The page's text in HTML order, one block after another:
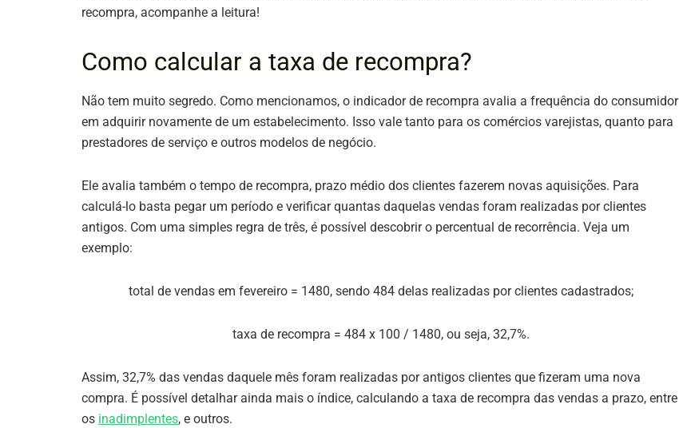
recompra, acompanhe a leitura!
Como calcular a taxa de recompra?
Não tem muito segredo. Como mencionamos, o indicador de recompra avalia a frequência do consumidor
em adquirir novamente de um estabelecimento. Isso vale tanto para os comércios varejistas, quanto para
prestadores de serviço e outros modelos de negócio.
Ele avalia também o tempo de recompra, prazo médio dos clientes fazerem novas aquisições. Para
calculá-lo basta pegar um período e verificar quantas daquelas vendas foram realizadas por clientes
antigos. Com uma simples regra de três, é possível descobrir o percentual de recorrência. Veja um
exemplo:
total de vendas em fevereiro = 1480, sendo 484 delas realizadas por clientes cadastrados;
taxa de recompra = 484 x 100 / 1480, ou seja, 32,7%.
Assim, 32,7% das vendas daquele mês foram realizadas por antigos clientes que fizeram uma nova
compra. É possível detalhar ainda mais o índice, calculando a taxa de recompra das vendas a prazo, entre
os inadimplentes, e outros.